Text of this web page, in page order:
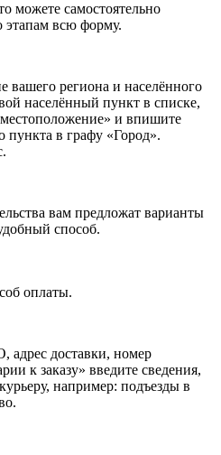
можете самостоятельно
этапам всю форму.
вашего региона и населённого
населённый пункт в списке,
и впишите
пункта в графу «Город».
вам предложат варианты
способ.
оплаты.
адрес доставки, номер
к заказу» введите сведения,
например: подъезды в